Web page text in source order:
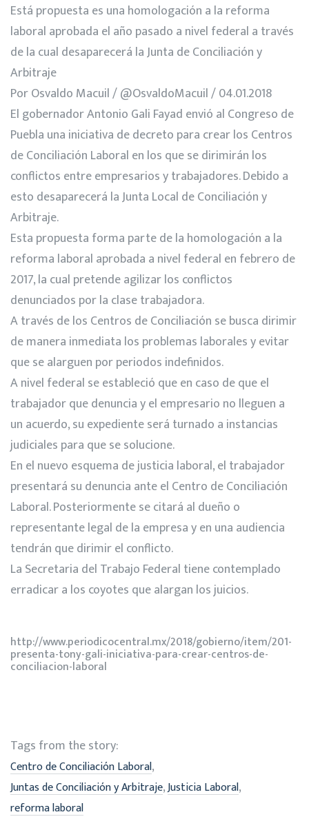
Está propuesta es una homologación a la reforma
laboral aprobada el año pasado a nivel federal a través
de la cual desaparecerá la Junta de Conciliación y
Arbitraje
Por Osvaldo Macuil / @OsvaldoMacuil / 04.01.2018
El gobernador Antonio Gali Fayad envió al Congreso de
Puebla una iniciativa de decreto para crear los Centros
de Conciliación Laboral en los que se dirimirán los
conflictos entre empresarios y trabajadores. Debido a
esto desaparecerá la Junta Local de Conciliación y
Arbitraje.
Esta propuesta forma parte de la homologación a la
reforma laboral aprobada a nivel federal en febrero de
2017, la cual pretende agilizar los conflictos
denunciados por la clase trabajadora.
A través de los Centros de Conciliación se busca dirimir
de manera inmediata los problemas laborales y evitar
que se alarguen por periodos indefinidos.
A nivel federal se estableció que en caso de que el
trabajador que denuncia y el empresario no lleguen a
un acuerdo, su expediente será turnado a instancias
judiciales para que se solucione.
En el nuevo esquema de justicia laboral, el trabajador
presentará su denuncia ante el Centro de Conciliación
Laboral. Posteriormente se citará al dueño o
representante legal de la empresa y en una audiencia
tendrán que dirimir el conflicto.
La Secretaria del Trabajo Federal tiene contemplado
erradicar a los coyotes que alargan los juicios.
http://www.periodicocentral.mx/2018/gobierno/item/201-
presenta-tony-gali-iniciativa-para-crear-centros-de-
conciliacion-laboral
Tags from the story:
Centro de Conciliación Laboral,
Juntas de Conciliación y Arbitraje,Justicia Laboral,
reforma laboral